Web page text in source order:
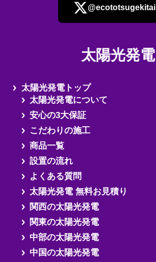
さらに読み込む
@ecototsugekitai
太陽光発電
太陽光発電トップ
太陽光発電について
安心の3大保証
こだわりの施工
商品一覧
設置の流れ
よくある質問
太陽光発電 無料お見積り
関西の太陽光発電
関東の太陽光発電
中部の太陽光発電
中国の太陽光発電